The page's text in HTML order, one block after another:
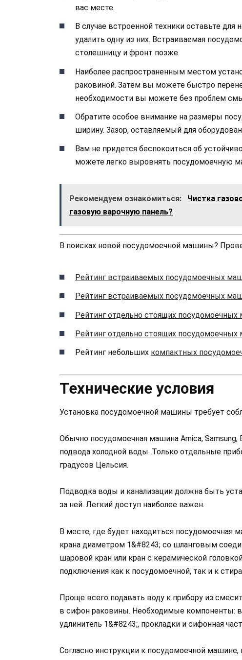
вас месте.
В случае встроенной техники оставьте
удалить одну из них. Встраиваемая
столешницу и фронт позже.
Наиболее распространенным местом
раковиной. Затем вы можете быстро
необходимости вы можете без проблем
Обратите особое внимание на размеры
ширину. Зазор, оставляемый для
Вам не придется беспокоиться об
можете легко выровнять посудомоечную
Рекомендуем ознакомиться:
Чистка
газовую варочную панель?
В поисках новой посудомоечной машины?
Рейтинг встраиваемых посудомоечных
Рейтинг встраиваемых посудомоечных
Рейтинг отдельно стоящих
Рейтинг отдельно стоящих
Рейтинг небольших компактных
Технические условия
Установка посудомоечной машины требует
Обычно посудомоечная машина Amica, Samsung,
подвода холодной воды. Только отдельные
градусов Цельсия.
Подводка воды и канализации должна быть
за ней. Легкий доступ наиболее важен.
В месте, где будет находиться
крана диаметром 1&#8243; со шланговым
шаровой кран или кран с керамической
подключения как к посудомоечной, так и к
Проще всего подавать воду к прибору из
в сифон раковины. Необходимые компоненты:
удлинитель 1&#8243;, прокладки и сифонная
Согласно инструкции к посудомоечной